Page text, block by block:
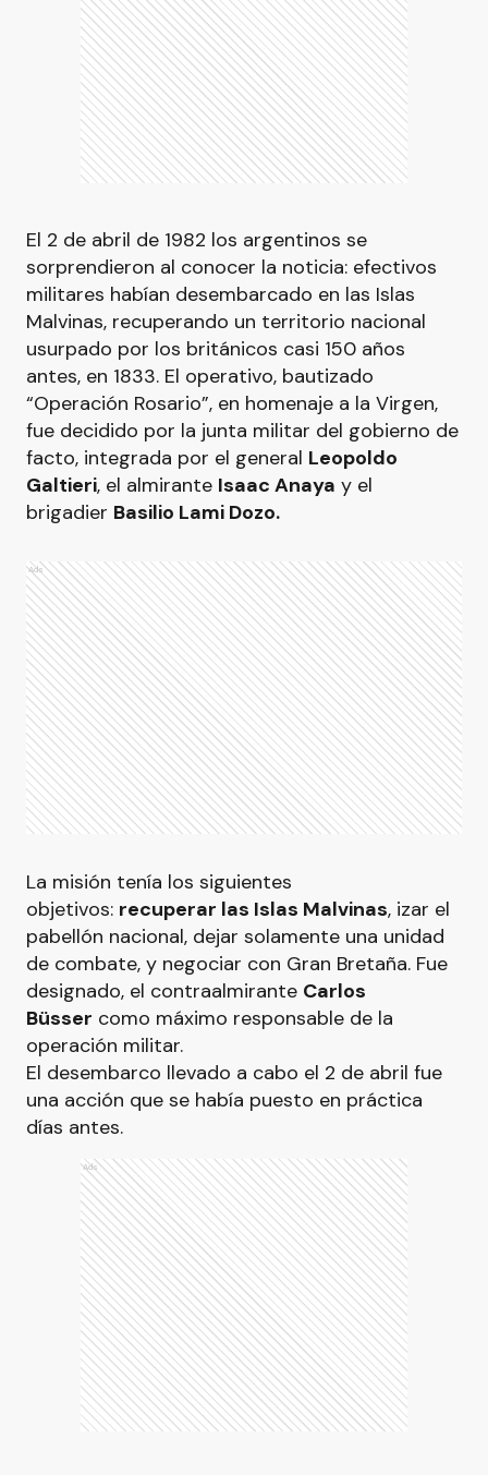
El 2 de abril de 1982 los argentinos se
sorprendieron al conocer la noticia: efectivos
militares habían desembarcado en las Islas
Malvinas, recuperando un territorio nacional
usurpado por los británicos casi 150 años
antes, en 1833. El operativo, bautizado
“Operación Rosario”, en homenaje a la Virgen,
fue decidido por la junta militar del gobierno de
facto, integrada por el general Leopoldo
Galtieri, el almirante Isaac Anaya y el
brigadier Basilio Lami Dozo.
Ads
La misión tenía los siguientes
objetivos: recuperar las Islas Malvinas, izar el
pabellón nacional, dejar solamente una unidad
de combate, y negociar con Gran Bretaña. Fue
designado, el contraalmirante Carlos
Büsser como máximo responsable de la
operación militar.
El desembarco llevado a cabo el 2 de abril fue
una acción que se había puesto en práctica
días antes.
Ads